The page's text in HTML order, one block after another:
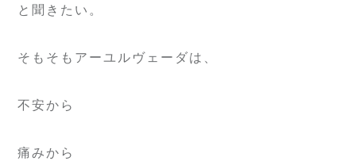
と聞きたい。
そもそもアーユルヴェーダは、
不安から
痛みから